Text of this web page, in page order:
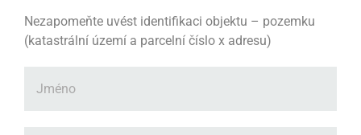
Nezapomeňte uvést identifikaci objektu – pozemku
(katastrální území a parcelní číslo x adresu)